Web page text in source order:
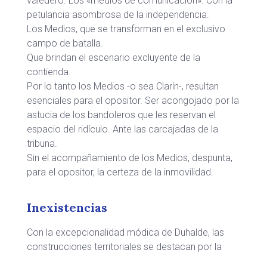
petulancia asombrosa de la independencia.
Los Medios, que se transforman en el exclusivo
campo de batalla.
Que brindan el escenario excluyente de la
contienda.
Por lo tanto los Medios -o sea Clarín-, resultan
esenciales para el opositor. Ser acongojado por la
astucia de los bandoleros que les reservan el
espacio del ridículo. Ante las carcajadas de la
tribuna.
Sin el acompañamiento de los Medios, despunta,
para el opositor, la certeza de la inmovilidad.
Inexistencias
Con la excepcionalidad módica de Duhalde, las
construcciones territoriales se destacan por la